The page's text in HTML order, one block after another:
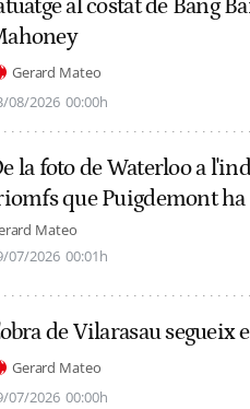
al costat de Bang
Gerard Mateo
08/2026 00:00h
la foto de Waterloo a
que Puigdemont ha
Mateo
07/2026 00:01h
de Vilarasau segueix
Gerard Mateo
07/2026 00:00h